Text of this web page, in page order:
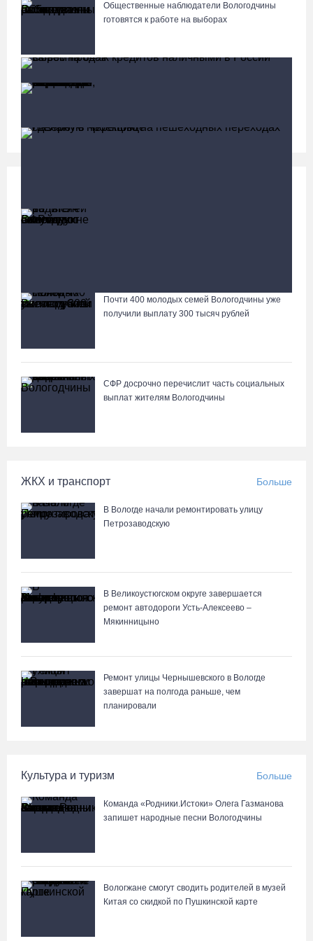
Лазерную проекцию на пешеходных переходах сделают в
Общественные наблюдатели Вологодчины
готовятся к работе на выборах
Почти 400 молодых семей Вологодчины уже
получили выплату 300 тысяч рублей
СФР досрочно перечислит часть социальных
выплат жителям Вологодчины
ЖКХ и транспорт Больше
В Вологде начали ремонтировать улицу
Петрозаводскую
В Великоустюгском округе завершается
ремонт автодороги Усть-Алексеево –
Мякинницыно
Ремонт улицы Чернышевского в Вологде
завершат на полгода раньше, чем
планировали
Культура и туризм Больше
Команда «Родники.Истоки» Олега Газманова
запишет народные песни Вологодчины
Вологжане смогут сводить родителей в музей
Китая со скидкой по Пушкинской карте